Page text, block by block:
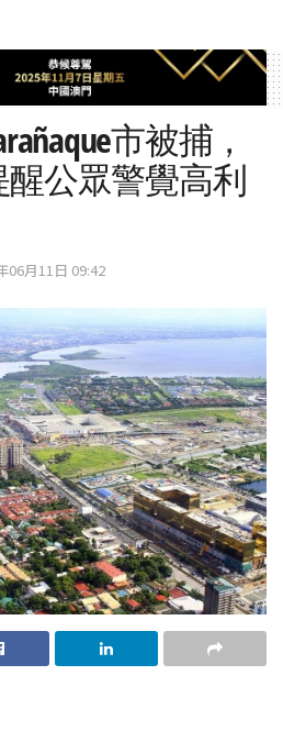
市被捕，
公眾警覺高利
06月11日 09:42